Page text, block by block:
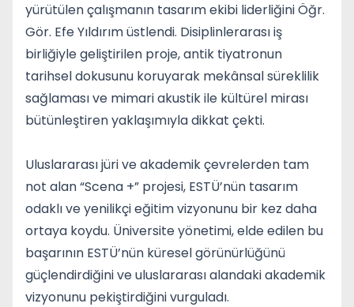
yürütülen çalışmanın tasarım ekibi liderliğini Öğr.
Gör. Efe Yıldırım üstlendi. Disiplinlerarası iş
birliğiyle geliştirilen proje, antik tiyatronun
tarihsel dokusunu koruyarak mekânsal süreklilik
sağlaması ve mimari akustik ile kültürel mirası
bütünleştiren yaklaşımıyla dikkat çekti.
Uluslararası jüri ve akademik çevrelerden tam
not alan “Scena +” projesi, ESTÜ’nün tasarım
odaklı ve yenilikçi eğitim vizyonunu bir kez daha
ortaya koydu. Üniversite yönetimi, elde edilen bu
başarının ESTÜ’nün küresel görünürlüğünü
güçlendirdiğini ve uluslararası alandaki akademik
vizyonunu pekiştirdiğini vurguladı.